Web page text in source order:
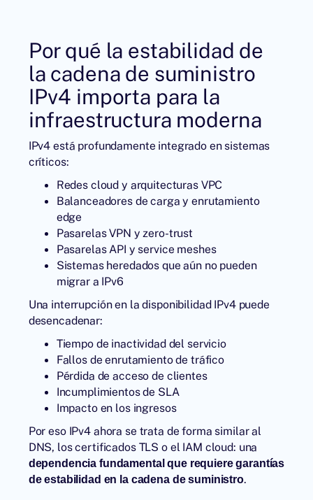
Por qué la estabilidad de
la cadena de suministro
IPv4 importa para la
infraestructura moderna
IPv4 está profundamente integrado en sistemas
críticos:
Redes cloud y arquitecturas VPC
Balanceadores de carga y enrutamiento
edge
Pasarelas VPN y zero-trust
Pasarelas API y service meshes
Sistemas heredados que aún no pueden
migrar a IPv6
Una interrupción en la disponibilidad IPv4 puede
desencadenar:
Tiempo de inactividad del servicio
Fallos de enrutamiento de tráfico
Pérdida de acceso de clientes
Incumplimientos de SLA
Impacto en los ingresos
Por eso IPv4 ahora se trata de forma similar al
DNS, los certificados TLS o el IAM cloud: una
dependencia fundamental que requiere garantías
de estabilidad en la cadena de suministro.